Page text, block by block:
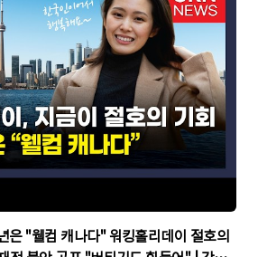
은 "웰컴 캐나다" 워킹홀리데이 절호의